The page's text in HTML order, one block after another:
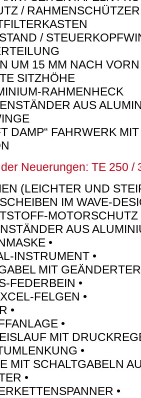
/ RAHMENSCHÜTZER
/
UM 15 MM NACH
SITZHÖHE
RAHMENHECK
AUS
DAMP“ FAHRWERK
Neuerungen: TE 250 /
(LEICHTER UND
IM WAVE-
AUS
•
INSTRUMENT •
MIT
FEDERBEIN •
FELGEN •
•
•
MIT
•
MIT SCHALTGABELN
•
•